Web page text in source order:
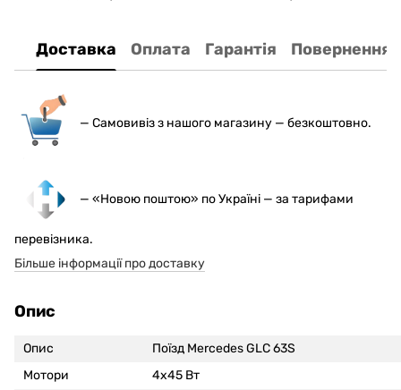
Доставка Оплата Гарантія Повернення
— Самовивіз з нашого магазину — безкоштовно.
— «Новою поштою» по Україні — за тарифами
перевізника.
Більше інформації про доставку
Опис
Опис
Поїзд Mercedes GLC 63S
Мотори
4x45 Вт